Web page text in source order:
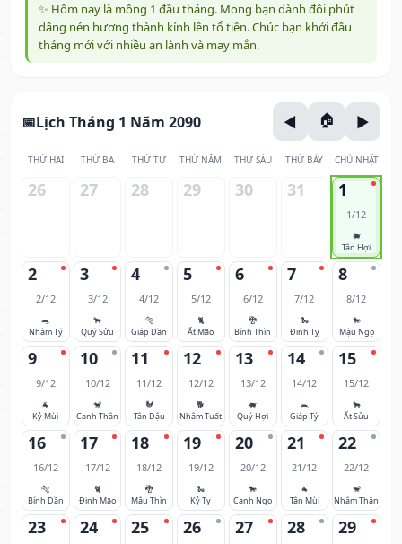
✨ Hôm nay là mồng 1 đầu tháng. Mong bạn dành đôi phút
dâng nén hương thành kính lên tổ tiên. Chúc bạn khởi đầu
tháng mới với nhiều an lành và may mắn.
Lịch Tháng 1 Năm 2090
THỨ HAI THỨ BA THỨ TƯ THỨ NĂM THỨ SÁU THỨ BẢY CHỦ NHẬT
26 27 28 29 30 31 1
1/12
🐖
Tân Hợi
2
2/12
🐀
Nhâm Tý
3
3/12
🐂
Quý Sửu
4
4/12
🐅
Giáp Dần
5
5/12
🐈
Ất Mão
6
6/12
🐉
Bính Thìn
7
7/12
🐍
Đinh Tỵ
8
8/12
🐎
Mậu Ngọ
9
9/12
🐐
Kỷ Mùi
10
10/12
🐒
Canh Thân
11
11/12
🐓
Tân Dậu
12
12/12
🐕
Nhâm Tuất
13
13/12
🐖
Quý Hợi
14
14/12
🐀
Giáp Tý
15
15/12
🐂
Ất Sửu
16
16/12
🐅
Bính Dần
17
17/12
🐈
Đinh Mão
18
18/12
🐉
Mậu Thìn
19
19/12
🐍
Kỷ Tỵ
20
20/12
🐎
Canh Ngọ
21
21/12
🐐
Tân Mùi
22
22/12
🐒
Nhâm Thân
23 24 25 26 27 28 29